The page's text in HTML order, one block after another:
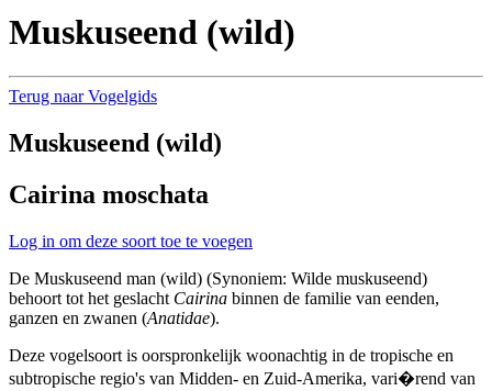
Muskuseend (wild)
Terug naar Vogelgids
Muskuseend (wild)
Cairina moschata
Log in om deze soort toe te voegen
De Muskuseend man (wild) (Synoniem: Wilde muskuseend)
behoort tot het geslacht Cairina binnen de familie van eenden,
ganzen en zwanen (Anatidae).
Deze vogelsoort is oorspronkelijk woonachtig in de tropische en
subtropische regio's van Midden- en Zuid-Amerika, vari�rend van